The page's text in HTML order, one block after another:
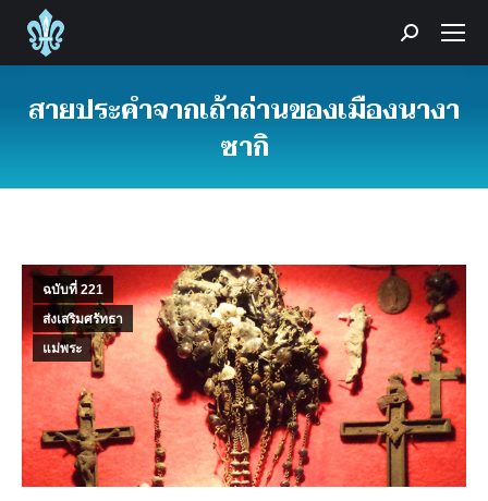
Search:
สายประคำจากเถ้าถ่านของเมืองนางา
ซากิ
You are here:
ฉบับที่ 221
ส่งเสริมศรัทธา
แม่พระ